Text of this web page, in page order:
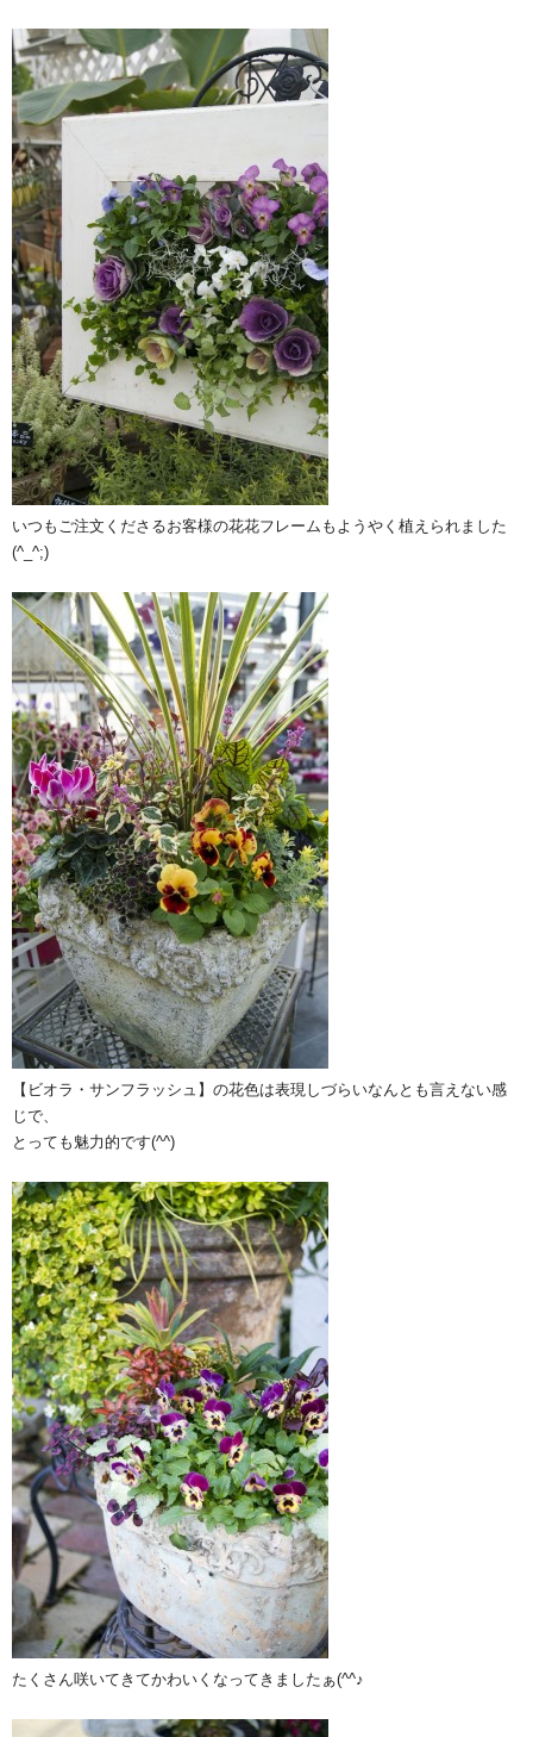
いつもご注文くださるお客様の花花フレームもようやく植えられました
(^_^;)
【ビオラ・サンフラッシュ】の花色は表現しづらいなんとも言えない感
じで、
とっても魅力的です(^^)
たくさん咲いてきてかわいくなってきましたぁ(^^♪